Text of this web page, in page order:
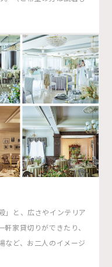
」と、広さやインテリア
家貸切りができたり、
など、お二人のイメージ